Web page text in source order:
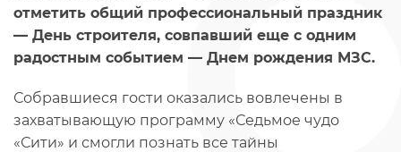
отметить общий профессиональный праздник
— День строителя, совпавший еще с одним
радостным событием — Днем рождения МЗС.
Собравшиеся гости оказались вовлечены в
захватывающую программу «Седьмое чудо
«Сити» и смогли познать все тайны